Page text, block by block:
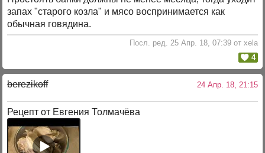
запах "старого козла" и мясо воспринимается как
обычная говядина.
Посл. ред. 25 Апр. 18, 07:39 от xela
4
berezikoff 24 Апр. 18, 21:15
Рецепт от Евгения Толмачёва